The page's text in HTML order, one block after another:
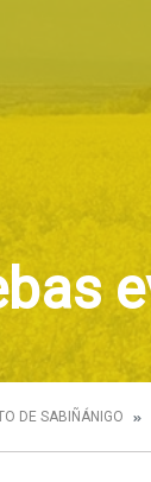
DE SABIÑÁNIGO